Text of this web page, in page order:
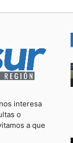
interesa
o
a que